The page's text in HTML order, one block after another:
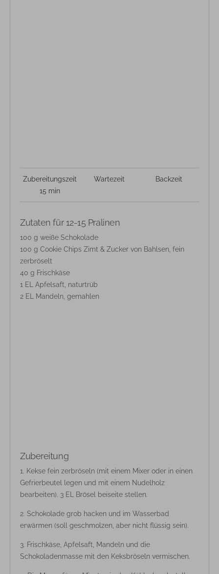
Zubereitungszeit
15 min
Wartezeit Backzeit
Zutaten für 12-15 Pralinen
100 g weiße Schokolade
100 g Cookie Chips Zimt & Zucker von Bahlsen, fein
zerbröselt
40 g Frischkäse
1 EL Apfelsaft, naturtrüb
2 EL Mandeln, gemahlen
Zubereitung
Kekse fein zerbröseln (mit einem Mixer oder in einen
Gefrierbeutel legen und mit einem Nudelholz
bearbeiten). 3 EL Brösel beiseite stellen.
Schokolade grob hacken und im Wasserbad
erwärmen (soll geschmolzen, aber nicht flüssig sein).
Frischkäse, Apfelsaft, Mandeln und die
Schokoladenmasse mit den Keksbröseln vermischen.